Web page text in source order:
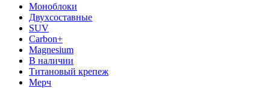
Моноблоки
Двухсоставные
SUV
Carbon+
Magnesium
В наличии
Титановый крепеж
Мерч